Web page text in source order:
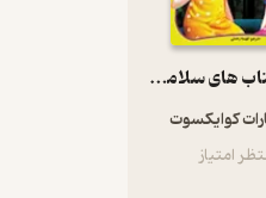
مجموعه کتاب های سلامت عاطفی و احساسی، شاد باشیم
کوایکسوت
امتیاز